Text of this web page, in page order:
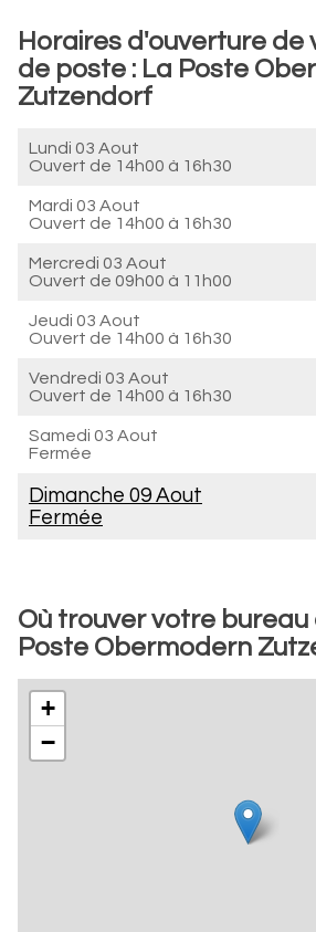
Horaires d'ouverture de
de poste : La Poste
Zutzendorf
Lundi 03 Aout
Ouvert de 14h00 à 16h30
Mardi 03 Aout
Ouvert de 14h00 à 16h30
Mercredi 03 Aout
Ouvert de 09h00 à 11h00
Jeudi 03 Aout
Ouvert de 14h00 à 16h30
Vendredi 03 Aout
Ouvert de 14h00 à 16h30
Samedi 03 Aout
Fermée
Dimanche 09 Aout
Fermée
Où trouver votre bureau
Poste Obermodern
+
−